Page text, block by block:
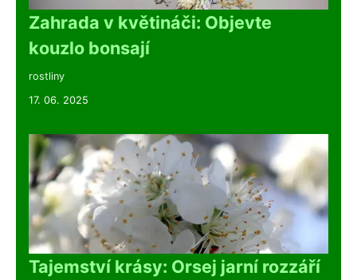
Zahrada v květináči: Objevte
kouzlo bonsají
rostliny
17. 06. 2025
Tajemství krásy: Orsej jarní rozzáří